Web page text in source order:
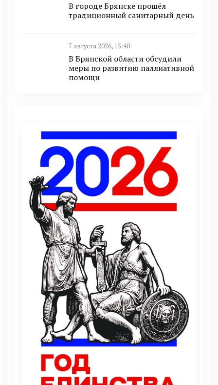
В городе Брянске прошёл
традиционный санитарный день
7 августа 2026, 15:40
В Брянской области обсудили
меры по развитию паллиативной
помощи